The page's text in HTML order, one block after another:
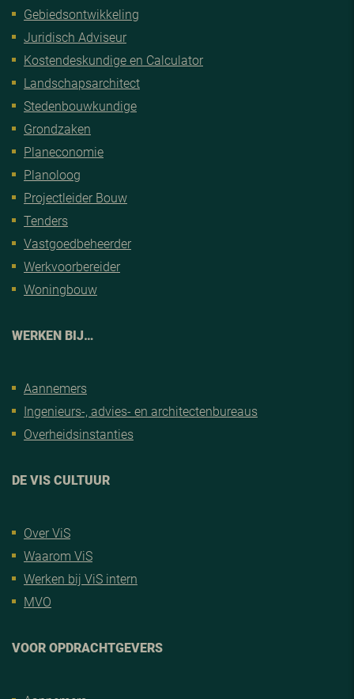
Gebiedsontwikkeling
Juridisch Adviseur
Kostendeskundige en Calculator
Landschapsarchitect
Stedenbouwkundige
Grondzaken
Planeconomie
Planoloog
Projectleider Bouw
Tenders
Vastgoedbeheerder
Werkvoorbereider
Woningbouw
WERKEN BIJ…
Aannemers
Ingenieurs-, advies- en architectenbureaus
Overheidsinstanties
DE VIS CULTUUR
Over ViS
Waarom ViS
Werken bij ViS intern
MVO
VOOR OPDRACHTGEVERS